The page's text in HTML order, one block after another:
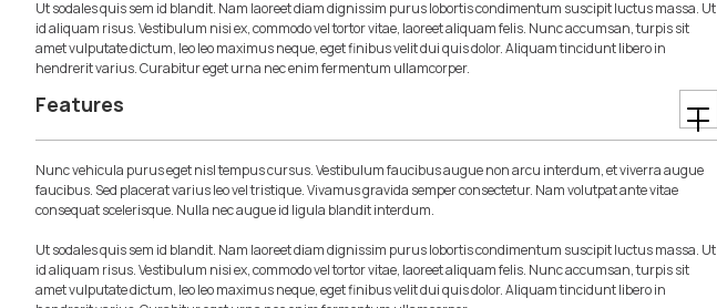
Ut sodales quis sem id blandit. Nam laoreet diam dignissim purus lobortis condimentum suscipit luctus massa. Ut
id aliquam risus. Vestibulum nisi ex, commodo vel tortor vitae, laoreet aliquam felis. Nunc accumsan, turpis sit
amet vulputate dictum, leo leo maximus neque, eget finibus velit dui quis dolor. Aliquam tincidunt libero in
hendrerit varius. Curabitur eget urna nec enim fermentum ullamcorper.
Features
Nunc vehicula purus eget nisl tempus cursus. Vestibulum faucibus augue non arcu interdum, et viverra augue
faucibus. Sed placerat varius leo vel tristique. Vivamus gravida semper consectetur. Nam volutpat ante vitae
consequat scelerisque. Nulla nec augue id ligula blandit interdum.
Ut sodales quis sem id blandit. Nam laoreet diam dignissim purus lobortis condimentum suscipit luctus massa. Ut
id aliquam risus. Vestibulum nisi ex, commodo vel tortor vitae, laoreet aliquam felis. Nunc accumsan, turpis sit
amet vulputate dictum, leo leo maximus neque, eget finibus velit dui quis dolor. Aliquam tincidunt libero in